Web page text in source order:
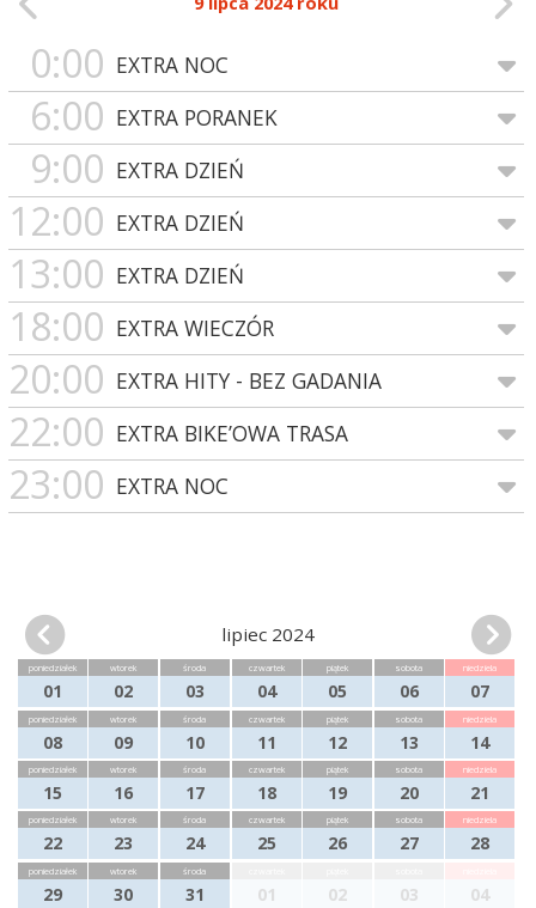
0:00 EXTRA NOC
6:00 EXTRA PORANEK
9:00 EXTRA DZIEŃ
12:00 EXTRA DZIEŃ
13:00 EXTRA DZIEŃ
18:00 EXTRA WIECZÓR
20:00 EXTRA HITY - BEZ GADANIA
22:00 EXTRA BIKE’OWA TRASA
23:00 EXTRA NOC
lipiec 2024
poniedziałek
01
wtorek
02
środa
03
czwartek
04
piątek
05
sobota
06
niedziela
07
poniedziałek
08
wtorek
09
środa
10
czwartek
11
piątek
12
sobota
13
niedziela
14
poniedziałek
15
wtorek
16
środa
17
czwartek
18
piątek
19
sobota
20
niedziela
21
poniedziałek
22
wtorek
23
środa
24
czwartek
25
piątek
26
sobota
27
niedziela
28
poniedziałek
29
wtorek
30
środa
31 01 02 03 04